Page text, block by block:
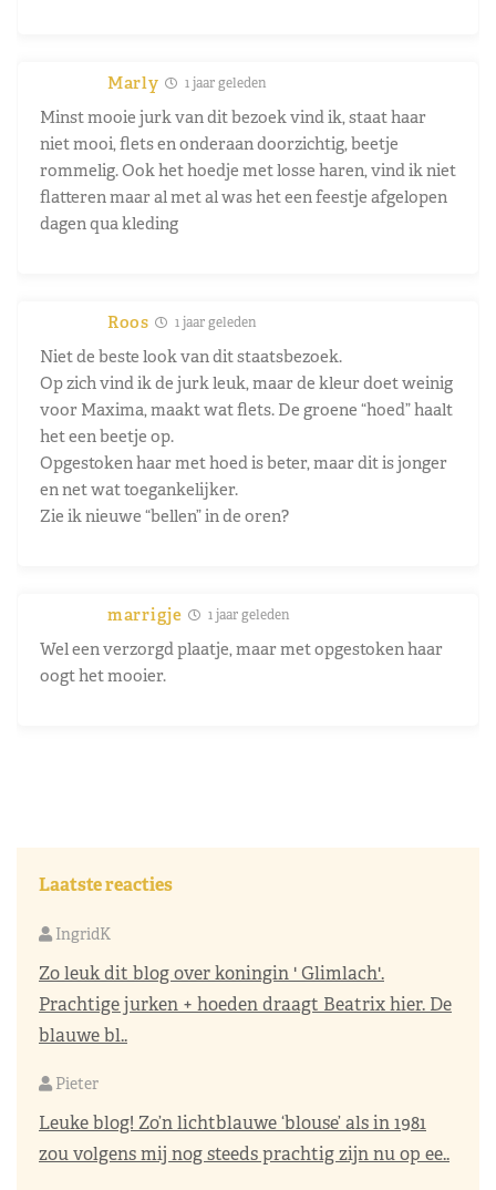
Marly 1 jaar geleden
Minst mooie jurk van dit bezoek vind ik, staat haar
niet mooi, flets en onderaan doorzichtig, beetje
rommelig. Ook het hoedje met losse haren, vind ik niet
flatteren maar al met al was het een feestje afgelopen
dagen qua kleding
Roos 1 jaar geleden
Niet de beste look van dit staatsbezoek.
Op zich vind ik de jurk leuk, maar de kleur doet weinig
voor Maxima, maakt wat flets. De groene “hoed” haalt
het een beetje op.
Opgestoken haar met hoed is beter, maar dit is jonger
en net wat toegankelijker.
Zie ik nieuwe “bellen” in de oren?
marrigje 1 jaar geleden
Wel een verzorgd plaatje, maar met opgestoken haar
oogt het mooier.
Laatste reacties
IngridK
Zo leuk dit blog over koningin ' Glimlach'.
Prachtige jurken + hoeden draagt Beatrix hier. De
blauwe bl..
Pieter
Leuke blog! Zo’n lichtblauwe ‘blouse’ als in 1981
zou volgens mij nog steeds prachtig zijn nu op ee..